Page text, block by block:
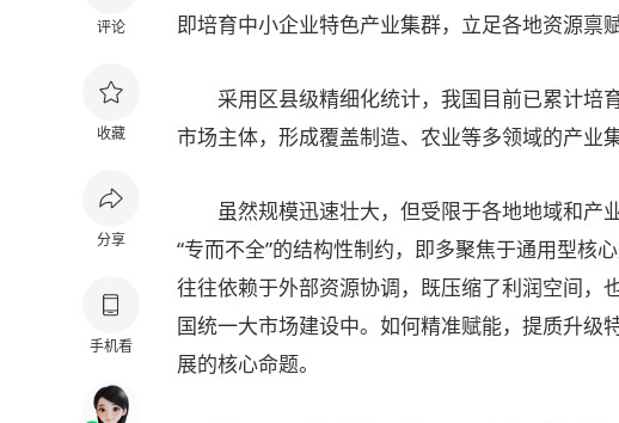
评论
收藏
分享
手机看
即培育中小企业特色产业集群，立足各地资源禀
采用区县级精细化统计，我国目前已累计培
市场主体，形成覆盖制造、农业等多领域的产业集
虽然规模迅速壮大，但受限于各地地域和产
“专而不全”的结构性制约，即多聚焦于通用型核
往往依赖于外部资源协调，既压缩了利润空间，
国统一大市场建设中。如何精准赋能，提质升级
展的核心命题。